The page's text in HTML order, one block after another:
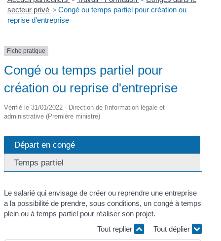
secteur privé > Congé ou temps partiel pour création ou
reprise d'entreprise
Fiche pratique
Congé ou temps partiel pour
création ou reprise d'entreprise
Vérifié le 31/01/2022 - Direction de l'information légale et
administrative (Première ministre)
Départ en congé
Temps partiel
Le salarié qui envisage de créer ou reprendre une entreprise
a la possibilité de prendre, sous conditions, un congé à temps
plein ou à temps partiel pour réaliser son projet.
Tout replier
Tout déplier